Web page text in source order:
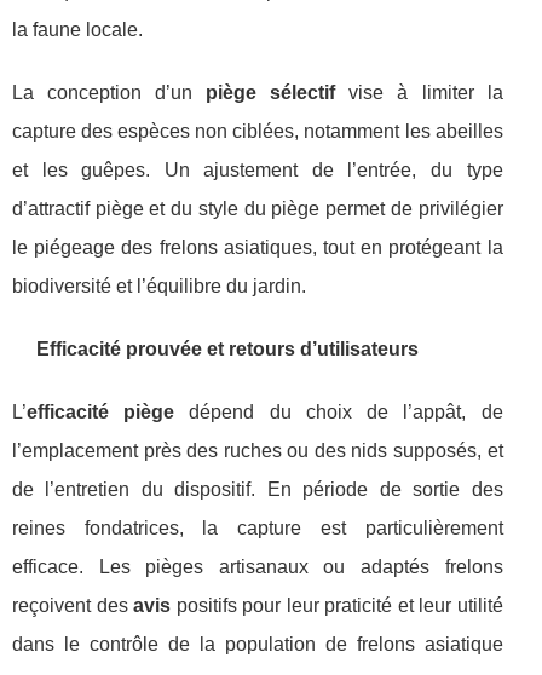
la faune locale.
La conception d’un piège sélectifvise à limiter la
capture des espèces non ciblées, notamment les abeilles
et les guêpes. Un ajustement de l’entrée, du type
d’attractif piège et du style du piège permet de privilégier
le piégeage des frelons asiatiques, tout en protégeant la
biodiversité et l’équilibre du jardin.
Efficacité prouvée et retours d’utilisateurs
L’efficacité piège dépend du choix de l’appât, de
l’emplacement près des ruches ou des nids supposés, et
de l’entretien du dispositif. En période de sortie des
reines fondatrices, la capture est particulièrement
efficace. Les pièges artisanaux ou adaptés frelons
reçoivent desavis positifs pour leur praticité et leur utilité
dans le contrôle de la population de frelons asiatique